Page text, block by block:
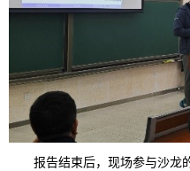
报告结束后，现场参与沙龙